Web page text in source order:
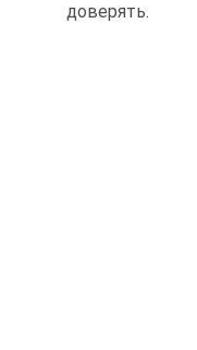
доверять.